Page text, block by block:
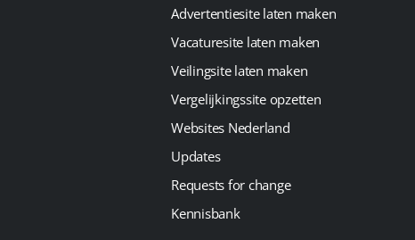
Advertentiesite laten maken
Vacaturesite laten maken
Veilingsite laten maken
Vergelijkingssite opzetten
Websites Nederland
Updates
Requests for change
Kennisbank